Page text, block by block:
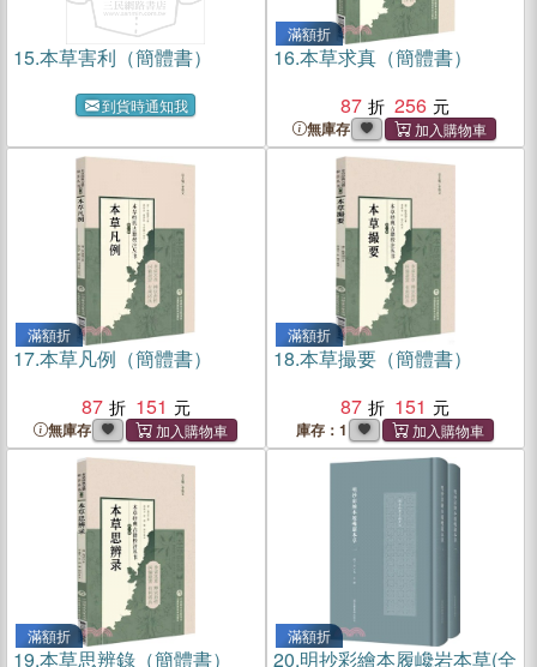
15.本草害利（簡體書）
到貨時通知我
滿額折
16.本草求真（簡體書）
87
256
無庫存
滿額折
17.本草凡例（簡體書）
87
151
無庫存
滿額折
18.本草撮要（簡體書）
87
151
庫存：1
滿額折
19.本草思辨錄（簡體書）
滿額折
20.明抄彩繪本履巉岩本草(全